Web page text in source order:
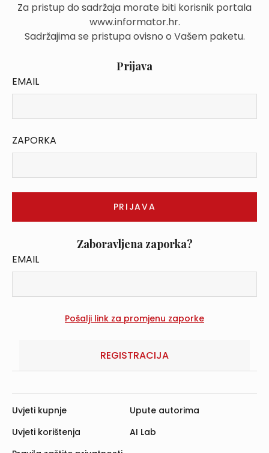
Za pristup do sadržaja morate biti korisnik portala
www.informator.hr.
Sadržajima se pristupa ovisno o Vašem paketu.
Prijava
EMAIL
ZAPORKA
Zaboravljena zaporka?
EMAIL
REGISTRACIJA
Uvjeti kupnje
Uvjeti korištenja
Upute autorima
AI Lab